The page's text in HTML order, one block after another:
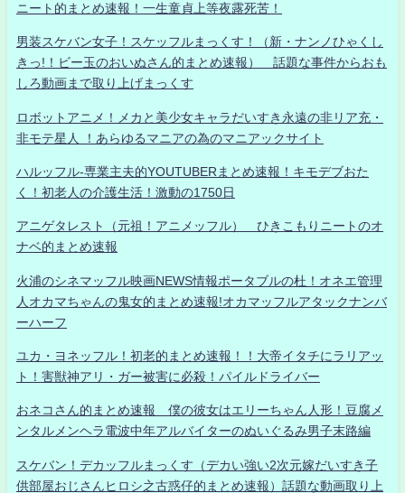
ニート的まとめ速報！一生童貞上等夜露死苦！
男装スケバン女子！スケッフルまっくす！（新・ナンノひゃくし
きっ!！ビー玉のおいぬさん的まとめ速報） 話題な事件からおも
しろ動画まで取り上げまっくす
ロボットアニメ！メカと美少女キャラだいすき永遠の非リア充・
非モテ星人 ！あらゆるマニアの為のマニアックサイト
ハルッフル-専業主夫的YOUTUBERまとめ速報！キモデブおた
く！初老人の介護生活！激動の1750日
アニゲタレスト（元祖！アニメッフル） ひきこもりニートのオ
ナベ的まとめ速報
火浦のシネマッフル映画NEWS情報ポータブルの杜！オネエ管理
人オカマちゃんの鬼女的まとめ速報!オカマッフルアタックナンバ
ーハーフ
ユカ・ヨネッフル！初老的まとめ速報！！大帝イタチにラリアッ
ト！害獣神アリ・ガー被害に必殺！パイルドライバー
おネコさん的まとめ速報 僕の彼女はエリーちゃん人形！豆腐メ
ンタルメンヘラ電波中年アルバイターのぬいぐるみ男子末路編
スケバン！デカッフルまっくす（デカい強い2次元嫁だいすき子
供部屋おじさんヒロシ之古惑仔的まとめ速報）話題な動画取り上